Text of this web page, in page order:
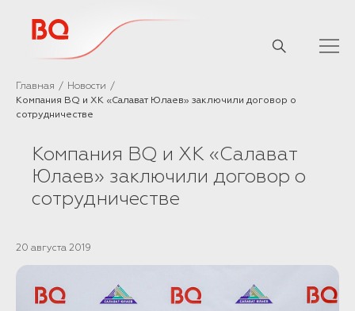
Главная
Новости
Компания BQ и ХК «Салават Юлаев» заключили договор о
сотрудничестве
Компания BQ и ХК «Салават
Юлаев» заключили договор о
сотрудничестве
20 августа 2019